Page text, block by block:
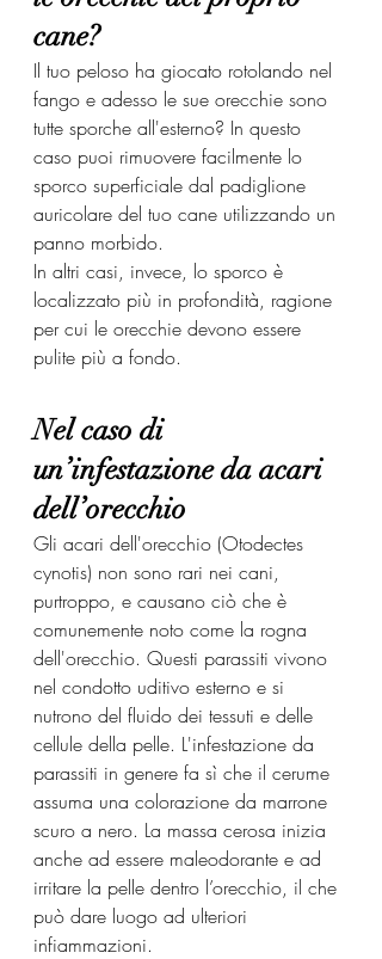
cane?
Il tuo peloso ha giocato rotolando nel
fango e adesso le sue orecchie sono
tutte sporche all'esterno? In questo
caso puoi rimuovere facilmente lo
sporco superficiale dal padiglione
auricolare del tuo cane utilizzando un
panno morbido.
In altri casi, invece, lo sporco è
localizzato più in profondità, ragione
per cui le orecchie devono essere
pulite più a fondo.
Nel caso di
un’infestazione da acari
dell’orecchio
Gli acari dell'orecchio (Otodectes
cynotis) non sono rari nei cani,
purtroppo, e causano ciò che è
comunemente noto come la rogna
dell'orecchio. Questi parassiti vivono
nel condotto uditivo esterno e si
nutrono del fluido dei tessuti e delle
cellule della pelle. L'infestazione da
parassiti in genere fa sì che il cerume
assuma una colorazione da marrone
scuro a nero. La massa cerosa inizia
anche ad essere maleodorante e ad
irritare la pelle dentro l’orecchio, il che
può dare luogo ad ulteriori
infiammazioni.